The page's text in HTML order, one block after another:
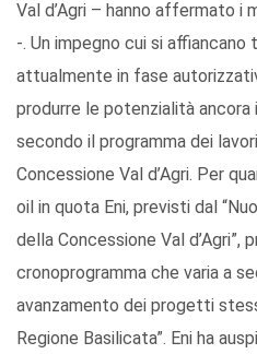
Val d’Agri – hanno affermato i
-. Un impegno cui si
attualmente in fase
produrre le potenzialità
secondo il programma dei
Concessione Val d’Agri. Per
oil in quota Eni, previsti dal
della Concessione Val d’Agri”,
cronoprogramma che varia a
avanzamento dei progetti
Regione Basilicata”. Eni ha